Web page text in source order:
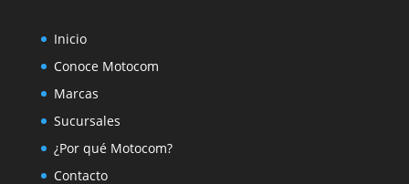
Inicio
Conoce Motocom
Marcas
Sucursales
¿Por qué Motocom?
Contacto